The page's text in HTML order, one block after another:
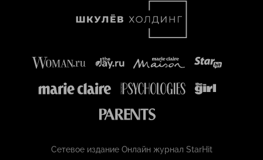
Сетевое издание Онлайн журнал StarHit